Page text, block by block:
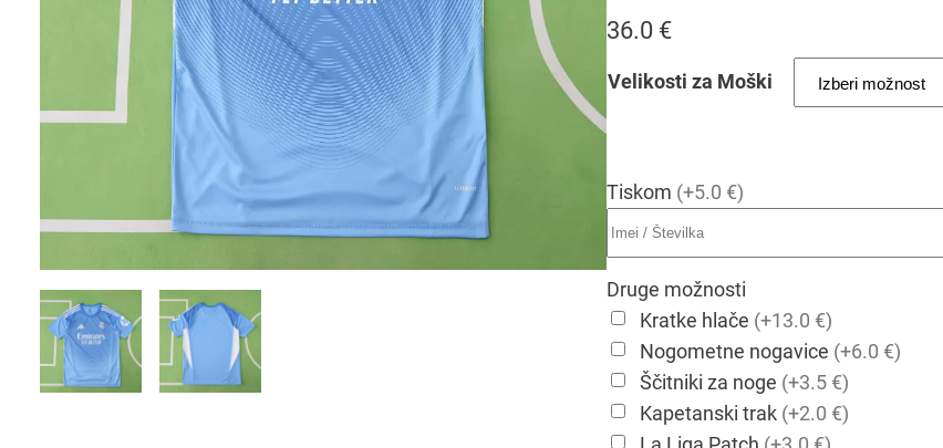
36.0 €
Velikosti za Moški
Tiskom (+5.0 €)
Druge možnosti
Kratke hlače (+13.0 €)
Nogometne nogavice (+6.0 €)
Ščitniki za noge (+3.5 €)
Kapetanski trak (+2.0 €)